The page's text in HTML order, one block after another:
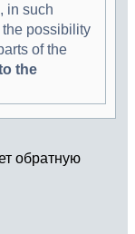
in such
possibility
of the
the
обратную